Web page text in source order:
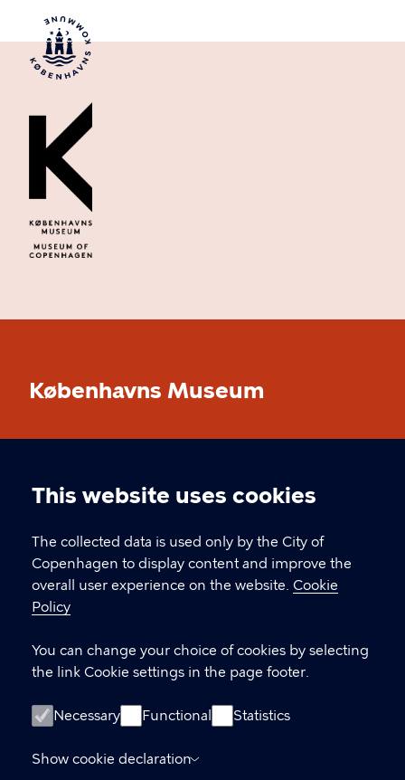
Cookie
settings
This website uses cookies
The collected data is used only by the City of
Copenhagen to display content and improve the
overall user experience on the website. Cookie
Policy
You can change your choice of cookies by selecting
the link Cookie settings in the page footer.
Necessary Functional Statistics
Show cookie declaration
Københavns Museum
Stormgade 18, 1555 København V
museum@kff.kk.dk
+45 21 76 43 66
CVR nr.: 64 94 22 12 - EAN: 5798009780324
Accessibility Statement (in Danish)
Cookie policy